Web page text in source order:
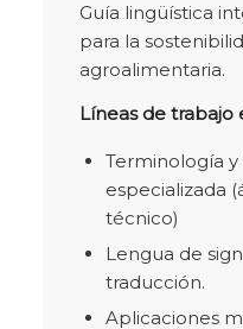
Guía lingüística
para la
agroalimentaria.
Líneas de trabajo
Terminología
especializada
técnico)
Lengua de
traducción.
Aplicaciones